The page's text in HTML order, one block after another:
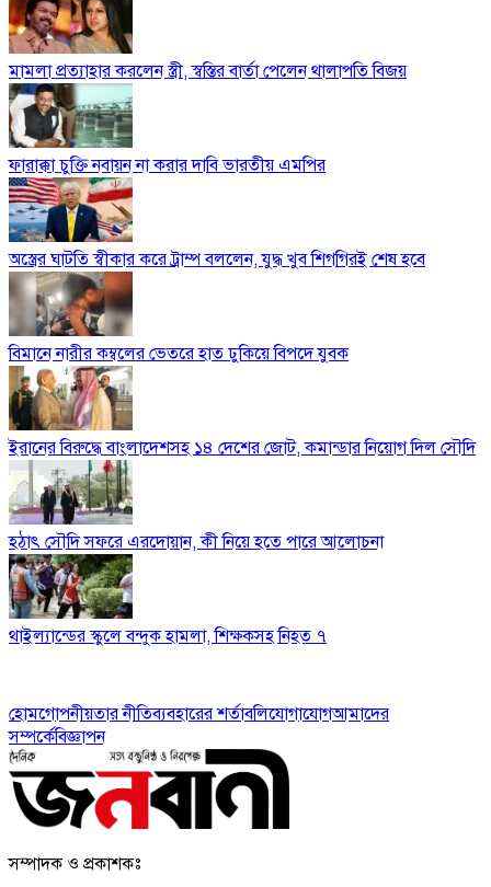
মামলা প্রত্যাহার করলেন স্ত্রী, স্বস্তির বার্তা পেলেন থালাপতি বিজয়
ফারাক্কা চুক্তি নবায়ন না করার দাবি ভারতীয় এমপির
অস্ত্রের ঘাটতি স্বীকার করে ট্রাম্প বললেন, যুদ্ধ খুব শিগগিরই শেষ হবে
বিমানে নারীর কম্বলের ভেতরে হাত ঢুকিয়ে বিপদে যুবক
ইরানের বিরুদ্ধে বাংলাদেশসহ ১৪ দেশের জোট, কমান্ডার নিয়োগ দিল সৌদি
হঠাৎ সৌদি সফরে এরদোয়ান, কী নিয়ে হতে পারে আলোচনা
থাইল্যান্ডের স্কুলে বন্দুক হামলা, শিক্ষকসহ নিহত ৭
হোমগোপনীয়তার নীতিব্যবহারের শর্তাবলিযোগাযোগআমাদের
সম্পর্কেবিজ্ঞাপন
সম্পাদক ও প্রকাশকঃ